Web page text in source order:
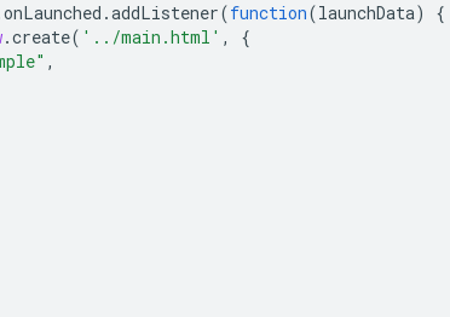
onLaunched .addListener(function(launchData)
{
.create( '../main.html' ,
{
,